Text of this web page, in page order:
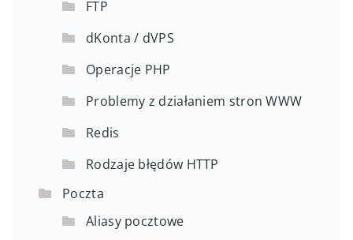
FTP
dKonta / dVPS
Operacje PHP
Problemy z działaniem stron WWW
Redis
Rodzaje błędów HTTP
Poczta
Aliasy pocztowe